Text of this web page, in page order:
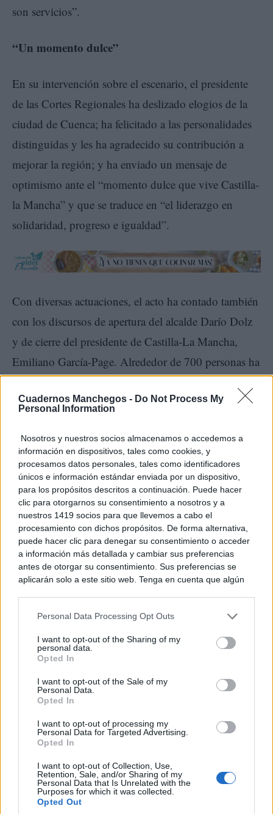
Cuadernos Manchegos - Do Not Process My
Personal Information
Nosotros y nuestros socios almacenamos o accedemos a
información en dispositivos, tales como cookies, y
procesamos datos personales, tales como identificadores
únicos e información estándar enviada por un dispositivo,
para los propósitos descritos a continuación. Puede hacer
clic para otorgarnos su consentimiento a nosotros y a
nuestros 1419 socios para que llevemos a cabo el
procesamiento con dichos propósitos. De forma alternativa,
puede hacer clic para denegar su consentimiento o acceder
a información más detallada y cambiar sus preferencias
antes de otorgar su consentimiento. Sus preferencias se
aplicarán solo a este sitio web. Tenga en cuenta que algún
rechazar tal procesamiento. Puede cambiar sus preferencias
a este sitio y haciendo clic en el botón "Privacidad" en la
parte inferior de la página web.
Please note that this website/app uses one or more Google
services and may gather and store information including but
not limited to your visit or usage behaviour. You may click to
use your data for below specified purposes in below Google
consent section.
Personal Data Processing Opt Outs
I want to opt-out of the Sharing of my
personal data.
Opted In
I want to opt-out of the Sale of my
Personal Data.
Opted In
I want to opt-out of processing my
Personal Data for Targeted Advertising.
Opted In
I want to opt-out of Collection, Use,
Retention, Sale, and/or Sharing of my
Personal Data that Is Unrelated with the
Purposes for which it was collected.
Opted Out
son servicios”.
“Un momento dulce”
En su intervención sobre el escenario, el presidente
de las Cortes Regionales ha deslizado elogios de la
ciudad de Cuenca; ha felicitado a las personalidades
distinguidas y les ha agradecido su contribución a
mejorar la región; y ha enviado un mensaje de
optimismo ante el “momento dulce que vive Castilla-
la Mancha” y que se traduce en “el liderazgo en
solidaridad, progreso e igualdad”.
Con diversas actuaciones, el acto ha contado también
con los discursos de apertura del alcalde Darío Dolz
y de cierre del presidente de Castilla-La Mancha,
Emiliano García-Page. Alrededor de 700 personas ha
sido invitadas en el evento celebrado en el Auditorio
Municipal José Luis Perales, con autoridades civiles
José Bono y José María Barreda, el actual Consejo de
Gobierno y representantes de los grupos
parlamentarios Socialista y Popular.
El Gobierno de la Región ha hecho entrega de placas
de Reconocimiento al Mérito Regional, títulos de
Hijos e Hijas Adoptivos y Predilectos de la Región y
medallas de Oro de la región. En estos últimos casos,
lo ha recibido Jesús Fuentes Lázaro, expresidente del
Ente Preautonómico, a título póstumo; y la periodista
Sara Carbonero y el exfutbolista Fernando
Morientes, que han tomado la palabra.